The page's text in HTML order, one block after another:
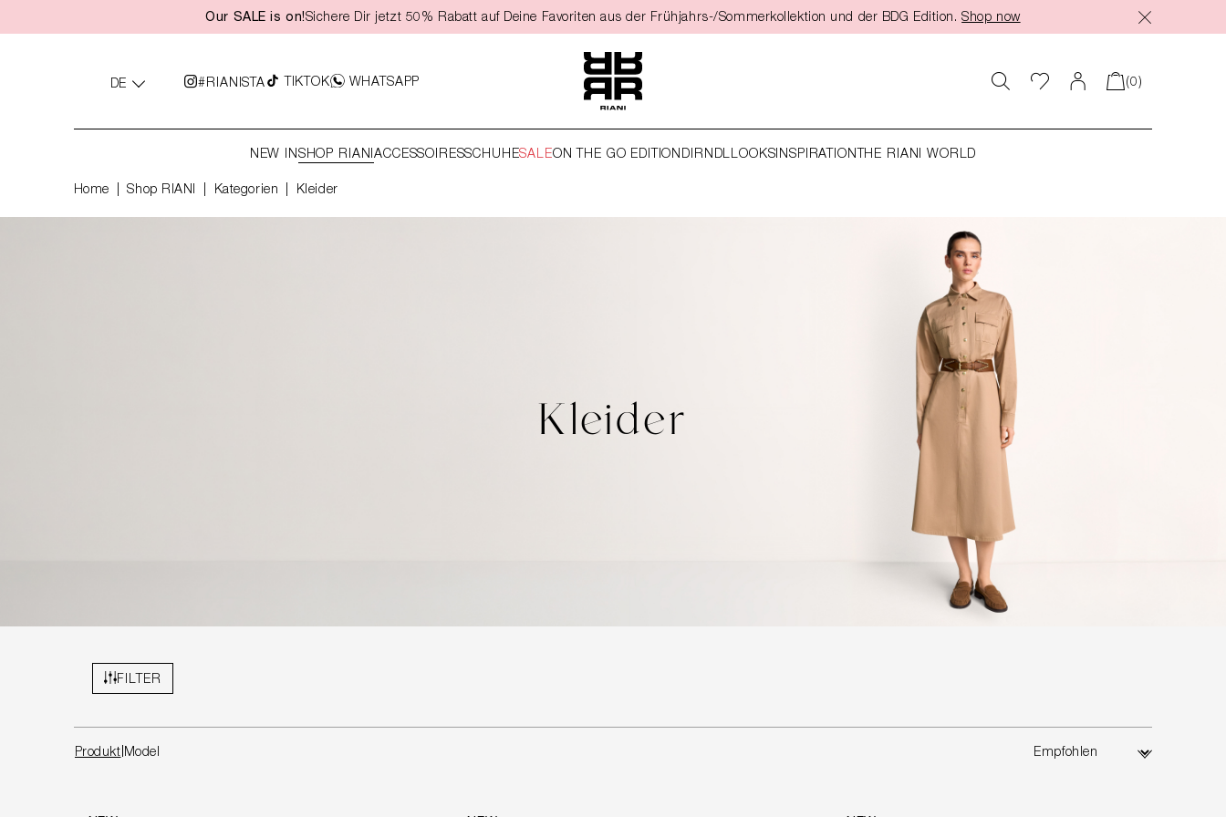
Zur Hauptnavigation springen
Our SALE is on!Sichere Dir jetzt 50% Rabatt auf Deine Favoriten aus der Frühjahrs-/Sommerkollektion und der BDG Edition. Shop now
DE #RIANISTA TIKTOK WHATSAPP (0)
NEW INSHOP RIANIACCESSOIRESSCHUHESALEON THE GO EDITION DIRNDLLOOKSINSPIRATION THE RIANI WORLD
Home Shop RIANI Kategorien Kleider
Kleider
FILTER
Produkt Model